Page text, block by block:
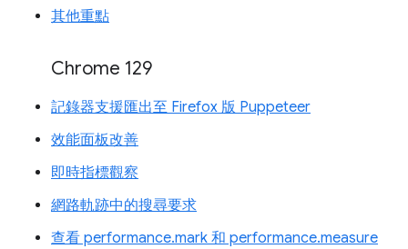
其他重點
Chrome 129
記錄器支援匯出至 Firefox 版 Puppeteer
效能面板改善
即時指標觀察
網路軌跡中的搜尋要求
查看 performance.mark 和 performance.measure